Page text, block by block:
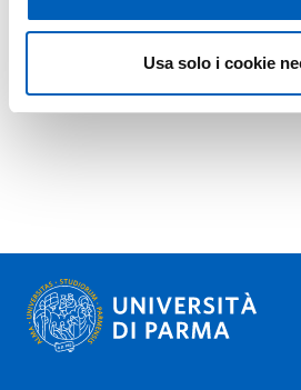
Usa solo i cookie